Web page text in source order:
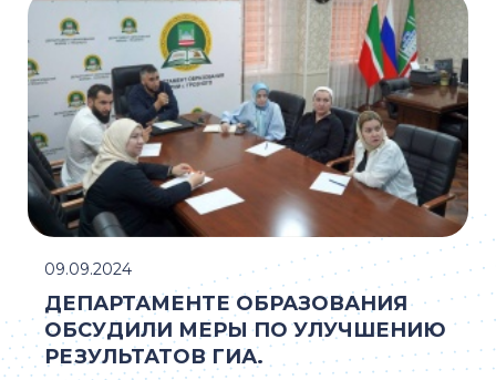
ДЕПАРТАМЕНТЕ ОБРАЗОВАНИЯ
ОБСУДИЛИ МЕРЫ ПО УЛУЧШЕНИЮ
РЕЗУЛЬТАТОВ ГИА.
09.09.2024